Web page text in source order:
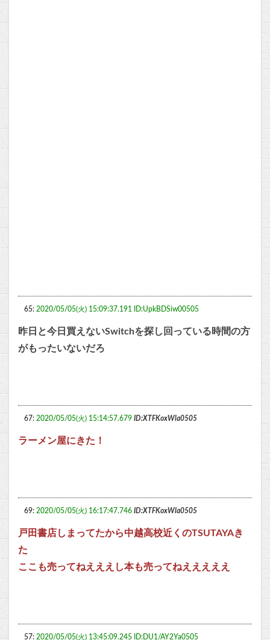
65: 2020/05/05(火) 15:09:37.191 ID:UpkBDSiw00505
昨日と今日買えないSwitchを探し回っている時間の方
がもったいないだろ
67: 2020/05/05(火) 15:14:57.679 ID:XTFKoxWla0505
ラーメン屋にきた！
69: 2020/05/05(火) 16:17:47.746 ID:XTFKoxWla0505
戸田書店しまってたから中越高校近くのTSUTAYAき
た
ここも売ってねえええし本も売ってねえええええ
57: 2020/05/05(火) 13:45:09.245 ID:DU1/AY2Ya0505